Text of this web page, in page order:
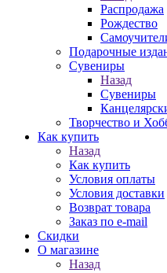
Распродажа
Рождество
Подарочные
Сувениры
Назад
Сувениры
Творчество и
Как купить
Назад
Как купить
Условия оплаты
Условия доставки
Возврат товара
Заказ по e-mail
Скидки
О магазине
Назад